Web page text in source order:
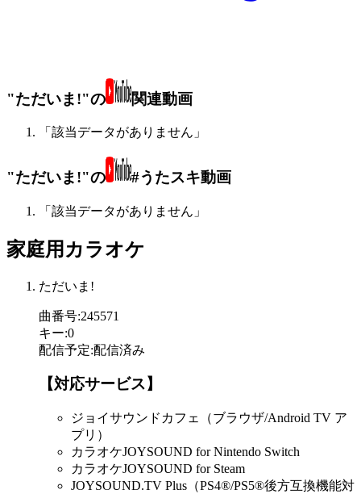
"ただいま!"の 関連動画
「該当データがありません」
"ただいま!"の #うたスキ動画
「該当データがありません」
家庭用カラオケ
ただいま!
曲番号:245571
キー:0
配信予定:配信済み
【対応サービス】
ジョイサウンドカフェ（ブラウザ/Android TV ア
プリ）
カラオケJOYSOUND for Nintendo Switch
カラオケJOYSOUND for Steam
JOYSOUND.TV Plus（PS4®/PS5®後方互換機能対